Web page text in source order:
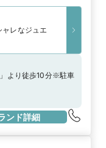
レなジュエ
より徒歩10分※駐車
ンド詳細